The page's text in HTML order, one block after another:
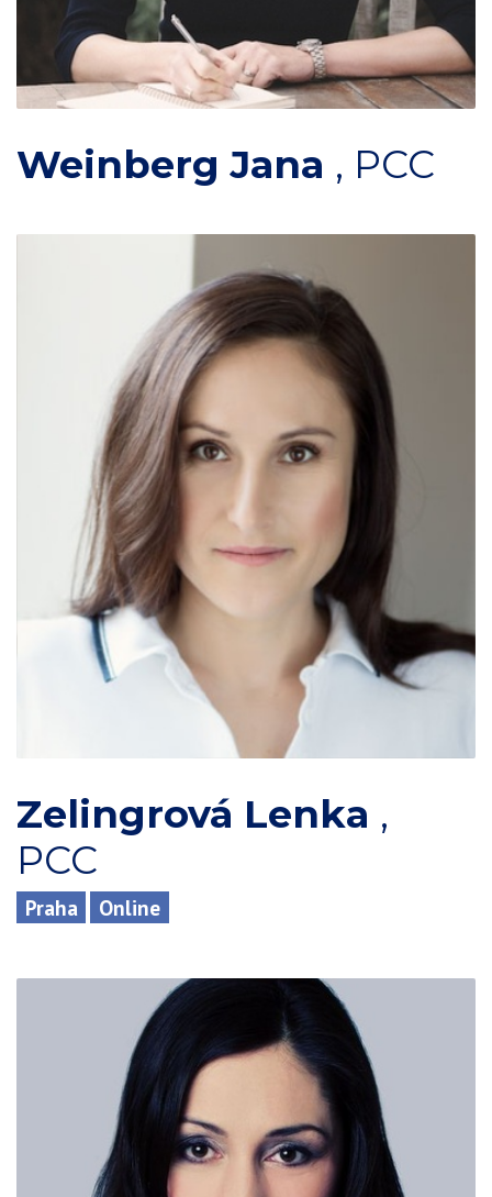
Weinberg Jana , PCC
Zelingrová Lenka ,
PCC
Praha Online